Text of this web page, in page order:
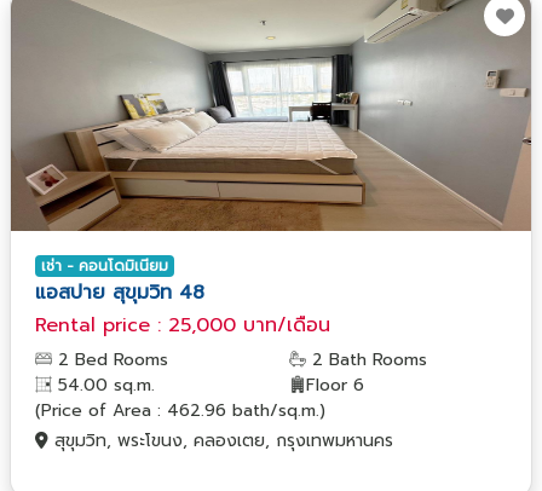
เช่า - คอนโดมิเนียม
แอสปาย สุขุมวิท 48
Rental price : 25,000 บาท/เดือน
2 Bed Rooms
2 Bath Rooms
54.00 sq.m.
Floor 6
(Price of Area : 462.96 bath/sq.m.)
สุขุมวิท, พระโขนง, คลองเตย, กรุงเทพมหานคร